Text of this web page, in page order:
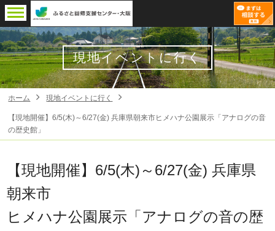
現地イベントに行く
ホーム 現地イベントに行く
【現地開催】6/5(木)～6/27(金) 兵庫県朝来市ヒメハナ公園展示「アナログの音
の歴史館」
【現地開催】6/5(木)～6/27(金) 兵庫県
朝来市
ヒメハナ公園展示「アナログの音の歴